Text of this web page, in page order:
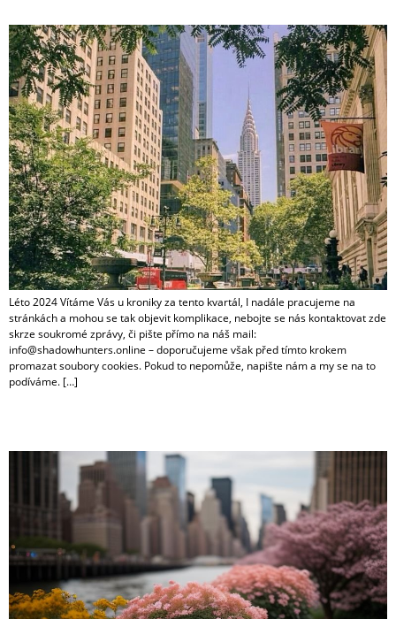
Léto 2024 Vítáme Vás u kroniky za tento kvartál, I nadále pracujeme na
stránkách a mohou se tak objevit komplikace, nebojte se nás kontaktovat zde
skrze soukromé zprávy, či pište přímo na náš mail:
info@shadowhunters.online – doporučujeme však před tímto krokem
promazat soubory cookies. Pokud to nepomůže, napište nám a my se na to
podíváme. […]